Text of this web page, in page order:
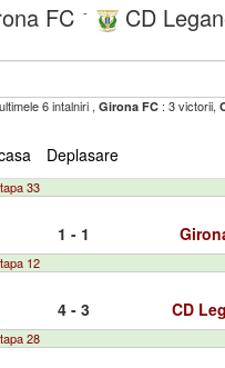
FC - CD
6 intalniri , Girona FC : 3 victorii,
Deplasare
33
1 - 1
12
4 - 3 CD
28